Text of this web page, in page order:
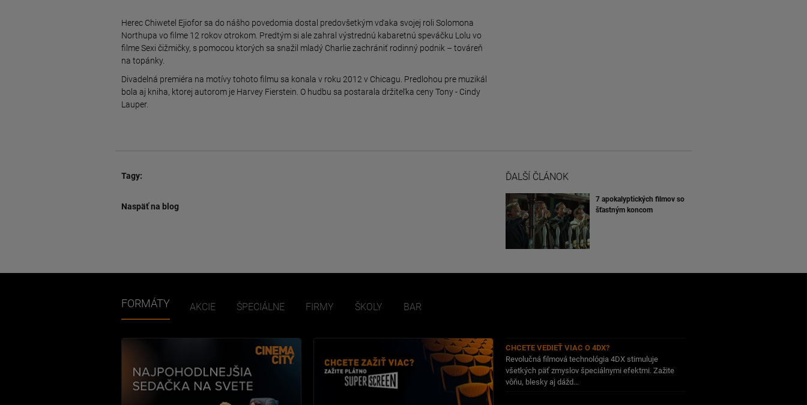
Herec Chiwetel Ejiofor sa do nášho povedomia dostal predovšetkým vďaka svojej roli Solomona
Northupa vo filme 12 rokov otrokom. Predtým si ale zahral výstrednú kabaretnú speváčku Lolu vo
filme Sexi čižmičky, s pomocou ktorých sa snažil mladý Charlie zachrániť rodinný podnik – továreň
na topánky.
Divadelná premiéra na motívy tohoto filmu sa konala v roku 2012 v Chicagu. Predlohou pre muzikál
bola aj kniha, ktorej autorom je Harvey Fierstein. O hudbu sa postarala držiteľka ceny Tony - Cindy
Lauper.
Tagy:
Naspäť na blog
ĎALŠÍ ČLÁNOK
7 apokalyptických filmov so
šťastným koncom
FORMÁTY AKCIE ŠPECIÁLNE FIRMY ŠKOLY BAR
CHCETE VEDIEŤ VIAC O 4DX?
Revolučná filmová technológia 4DX stimuluje
všetkých päť zmyslov špeciálnymi efektmi. Zažite
vôňu, blesky aj dážd...